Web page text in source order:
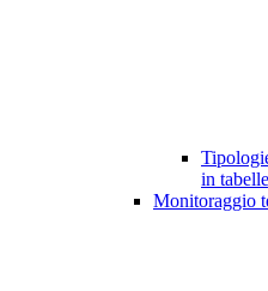
in
Monitoraggio